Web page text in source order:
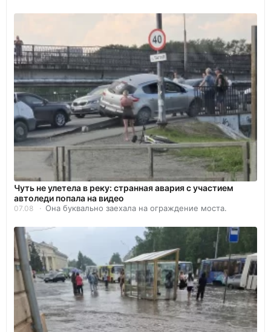
Чуть не улетела в реку: странная авария с участием
автоледи попала на видео
07.08 Она буквально заехала на ограждение моста.